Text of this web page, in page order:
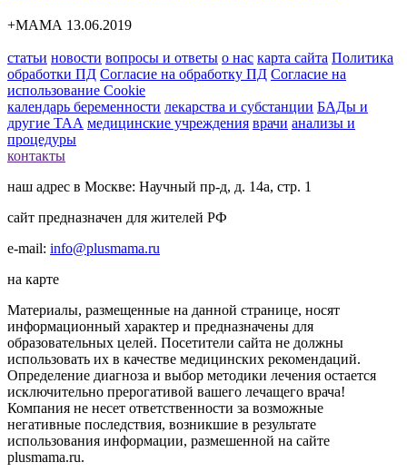
+МАМА 13.06.2019
статьи новости вопросы и ответы о нас карта сайта Политика
обработки ПД Согласие на обработку ПД Согласие на
использование Cookie
календарь беременности лекарства и субстанции БАДы и
другие ТАА медицинские учреждения врачи анализы и
процедуры
контакты
наш адрес в Москве: Научный пр-д, д. 14а, стр. 1
сайт предназначен для жителей РФ
e-mail: info@plusmama.ru
на карте
Материалы, размещенные на данной странице, носят
информационный характер и предназначены для
образовательных целей. Посетители сайта не должны
использовать их в качестве медицинских рекомендаций.
Определение диагноза и выбор методики лечения остается
исключительно прерогативой вашего лечащего врача!
Компания не несет ответственности за возможные
негативные последствия, возникшие в результате
использования информации, размешенной на сайте
plusmama.ru.